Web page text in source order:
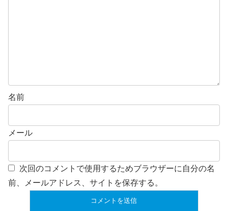
名前
メール
次回のコメントで使用するためブラウザーに自分の名
前、メールアドレス、サイトを保存する。